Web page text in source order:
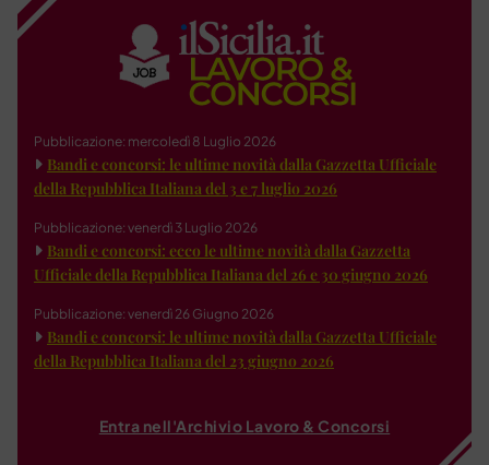
Pubblicazione: mercoledì 8 Luglio 2026
Bandi e concorsi: le ultime novità dalla Gazzetta Ufficiale
della Repubblica Italiana del 3 e 7 luglio 2026
Pubblicazione: venerdì 3 Luglio 2026
Bandi e concorsi: ecco le ultime novità dalla Gazzetta
Ufficiale della Repubblica Italiana del 26 e 30 giugno 2026
Pubblicazione: venerdì 26 Giugno 2026
Bandi e concorsi: le ultime novità dalla Gazzetta Ufficiale
della Repubblica Italiana del 23 giugno 2026
Entra nell'Archivio Lavoro & Concorsi